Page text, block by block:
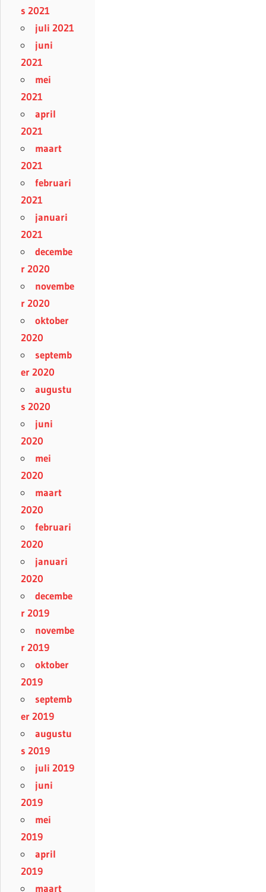
s 2021
juli 2021
juni
2021
mei
2021
april
2021
maart
2021
februari
2021
januari
2021
decembe
r 2020
novembe
r 2020
oktober
2020
septemb
er 2020
augustu
s 2020
juni
2020
mei
2020
maart
2020
februari
2020
januari
2020
decembe
r 2019
novembe
r 2019
oktober
2019
septemb
er 2019
augustu
s 2019
juli 2019
juni
2019
mei
2019
april
2019
maart